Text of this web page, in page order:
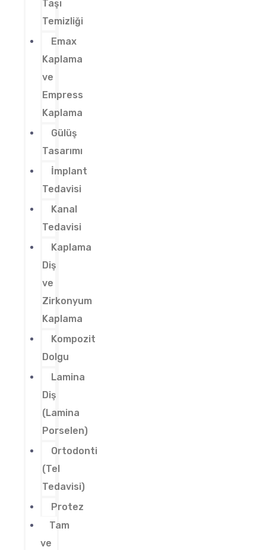
Taşı
Temizliği
Emax
Kaplama
ve
Empress
Kaplama
Gülüş
Tasarımı
İmplant
Tedavisi
Kanal
Tedavisi
Kaplama
Diş
ve
Zirkonyum
Kaplama
Kompozit
Dolgu
Lamina
Diş
(Lamina
Porselen)
Ortodonti
(Tel
Tedavisi)
Protez
Tam
ve